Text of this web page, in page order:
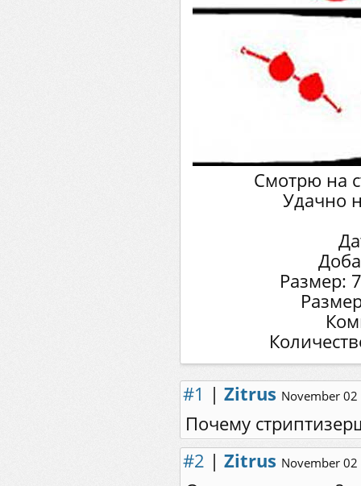
Смотрю на
Удачно
Размер:
#1 | Zitrus November
Почему
#2 | Zitrus November